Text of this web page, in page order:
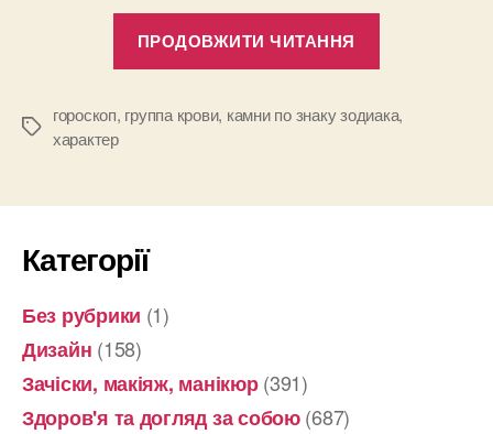
ПРОДОВЖИТИ ЧИТАННЯ
зодиака”
Позначки
гороскоп, группа крови, камни по знаку зодиака,
характер
Категорії
Без рубрики (1)
Дизайн (158)
Зачіски, макіяж, манікюр(391)
Здоров'я та догляд за собою(687)